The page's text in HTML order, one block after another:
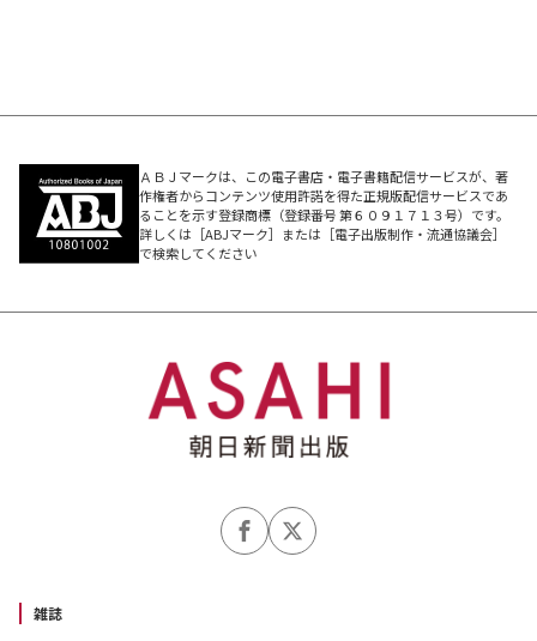
ＡＢＪマークは、この電子書店・電子書籍配信サービスが、著
作権者からコンテンツ使用許諾を得た正規版配信サービスであ
ることを示す登録商標（登録番号 第６０９１７１３号）です。
詳しくは［ABJマーク］または［電子出版制作・流通協議会］
で検索してください
雑誌